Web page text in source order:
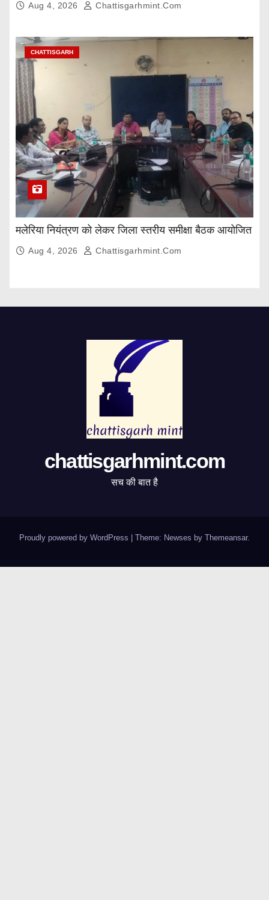
Aug 4, 2026 Chattisgarhmint.com
CHATTISGARH
मलेरिया नियंत्रण को लेकर जिला स्तरीय समीक्षा बैठक आयोजित
Aug 4, 2026 Chattisgarhmint.com
chattisgarhmint.com
सच की बात है
Proudly powered by WordPress | Theme: Newses by Themeansar.